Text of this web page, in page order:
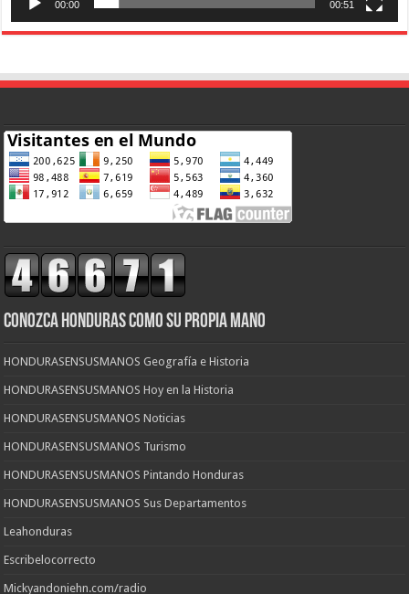
00:00 00:51
CONOZCA HONDURAS COMO SU PROPIA MANO
HONDURASENSUSMANOS Geografía e Historia
HONDURASENSUSMANOS Hoy en la Historia
HONDURASENSUSMANOS Noticias
HONDURASENSUSMANOS Turismo
HONDURASENSUSMANOS Pintando Honduras
HONDURASENSUSMANOS Sus Departamentos
Leahonduras
Escribelocorrecto
Mickyandoniehn.com/radio